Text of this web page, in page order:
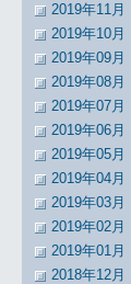
2019年11月
2019年10月
2019年09月
2019年08月
2019年07月
2019年06月
2019年05月
2019年04月
2019年03月
2019年02月
2019年01月
2018年12月